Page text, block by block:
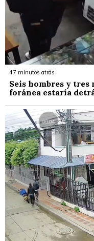
47 minutos atrás
Seis hombres y tres
foránea estaría